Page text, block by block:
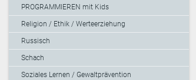
PROGRAMMIEREN mit Kids
Religion / Ethik / Werteerziehung
Russisch
Schach
Soziales Lernen / Gewaltprävention